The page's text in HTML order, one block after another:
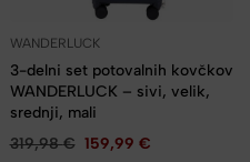
WANDERLUCK
3-delni set potovalnih kovčkov
WANDERLUCK – sivi, velik,
srednji, mali
319,98€ 159,99 €